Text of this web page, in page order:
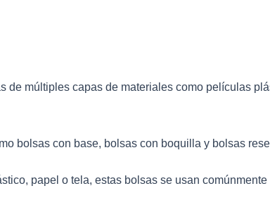
de múltiples capas de materiales como películas
bolsas con base, bolsas con boquilla y bolsas
papel o tela, estas bolsas se usan